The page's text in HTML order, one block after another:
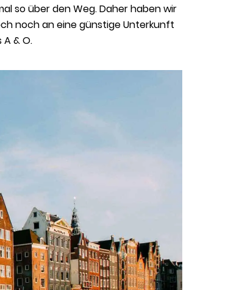
so über den Weg. Daher haben wir
noch an eine günstige Unterkunft
& O.